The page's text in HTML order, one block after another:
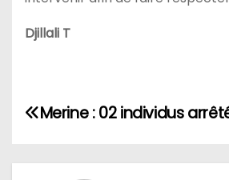
Djillali T
NMerine : 02 individus